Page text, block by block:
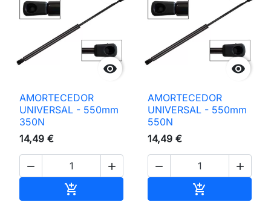

AMORTECEDOR
UNIVERSAL - 550mm
350N
14,49 €
 


AMORTECEDOR
UNIVERSAL - 550mm
550N
14,49 €
 
